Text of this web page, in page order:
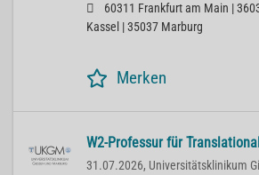
60311 Frankfurt am Main |
Kassel | 35037 Marburg
Merken
W2-Professur für
31.07.2026, Universitätsklinikum